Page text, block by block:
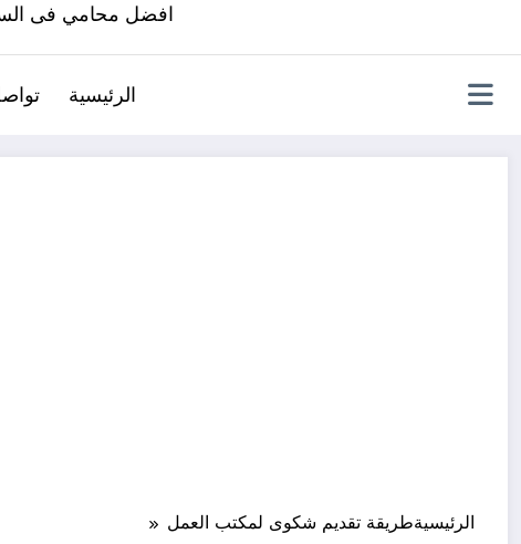
افضل محامي فى
الرئيسية
الرئيسيةطريقة تقديم شكوى لمكتب العمل